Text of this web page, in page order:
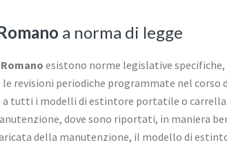
a norma di legge
esistono norme legislative
revisioni periodiche programmate nel corso
tutti i modelli di estintore portatile o
dove sono riportati, in maniera
della manutenzione, il modello di